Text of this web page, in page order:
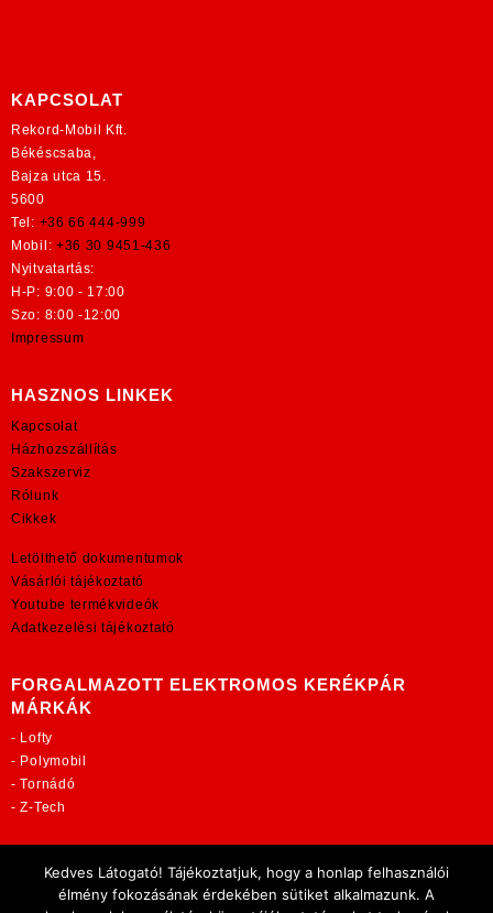
KAPCSOLAT
Rekord-Mobil Kft.
Békéscsaba,
Bajza utca 15.
5600
Tel: +36 66 444-999
Mobil: +36 30 9451-436
Nyitvatartás:
H-P: 9:00 - 17:00
Szo: 8:00 -12:00
Impressum
HASZNOS LINKEK
Kapcsolat
Házhozszállítás
Szakszerviz
Rólunk
Cikkek
Letölthető dokumentumok
Vásárlói tájékoztató
Youtube termékvideók
Adatkezelési tájékoztató
FORGALMAZOTT ELEKTROMOS KERÉKPÁR
MÁRKÁK
- Lofty
- Polymobil
-Tornádó
-Z-Tech
rekordmobil.hu
elektromos-kerekparbolt.hu
Kedves Látogató! Tájékoztatjuk, hogy a honlap felhasználói
élmény fokozásának érdekében sütiket alkalmazunk. A